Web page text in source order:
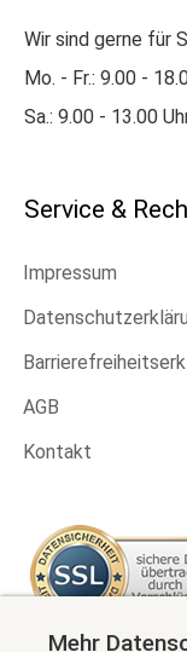
Wir sind gerne für
Mo. - Fr.: 9.00 -
Sa.: 9.00 - 13.00
Service &
Impressum
AGB
Kontakt
Mehr